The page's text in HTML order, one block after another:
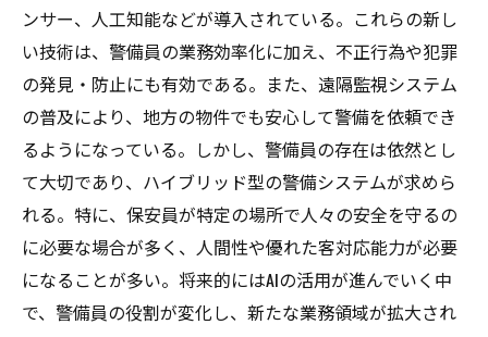
ンサー、人工知能などが導入されている。これらの新し
い技術は、警備員の業務効率化に加え、不正行為や犯罪
の発見・防止にも有効である。また、遠隔監視システム
の普及により、地方の物件でも安心して警備を依頼でき
るようになっている。しかし、警備員の存在は依然とし
て大切であり、ハイブリッド型の警備システムが求めら
れる。特に、保安員が特定の場所で人々の安全を守るの
に必要な場合が多く、人間性や優れた客対応能力が必要
になることが多い。将来的にはAIの活用が進んでいく中
で、警備員の役割が変化し、新たな業務領域が拡大され